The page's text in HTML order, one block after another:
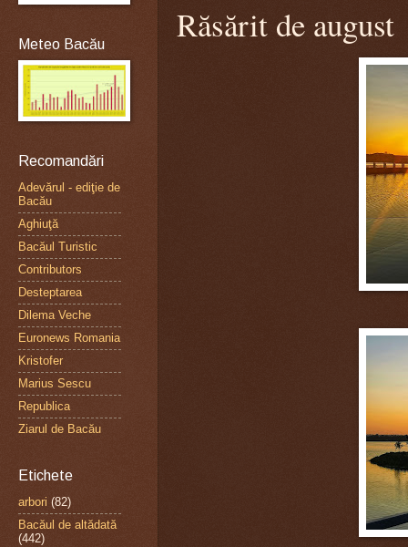
Răsărit de august
Meteo Bacău
Recomandări
Adevărul - ediţie de
Bacău
Aghiuţă
Bacăul Turistic
Contributors
Desteptarea
Dilema Veche
Euronews Romania
Kristofer
Marius Sescu
Republica
Ziarul de Bacău
Etichete
arbori (82)
Bacăul de altădată
(442)